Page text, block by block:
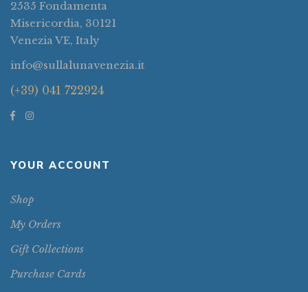
2535 Fondamenta
Misericordia, 30121
Venezia VE, Italy
info@sullalunavenezia.it
(+39) 041 722924
YOUR ACCOUNT
Shop
My Orders
Gift Collections
Purchase Cards